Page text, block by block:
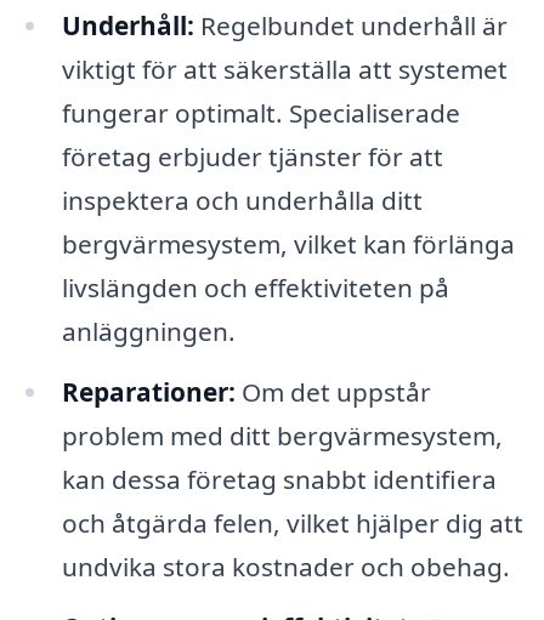
Underhåll: Regelbundet underhåll är
viktigt för att säkerställa att systemet
fungerar optimalt. Specialiserade
företag erbjuder tjänster för att
inspektera och underhålla ditt
bergvärmesystem, vilket kan förlänga
livslängden och effektiviteten på
anläggningen.
Reparationer: Om det uppstår
problem med ditt bergvärmesystem,
kan dessa företag snabbt identifiera
och åtgärda felen, vilket hjälper dig att
undvika stora kostnader och obehag.